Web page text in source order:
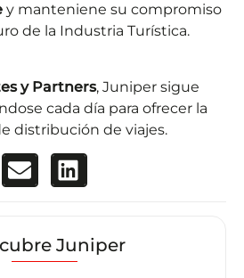
y manteniene su compromiso
de la Industria Turística.
y Partners, Juniper sigue
cada día para ofrecer la
distribución de viajes.
Juniper